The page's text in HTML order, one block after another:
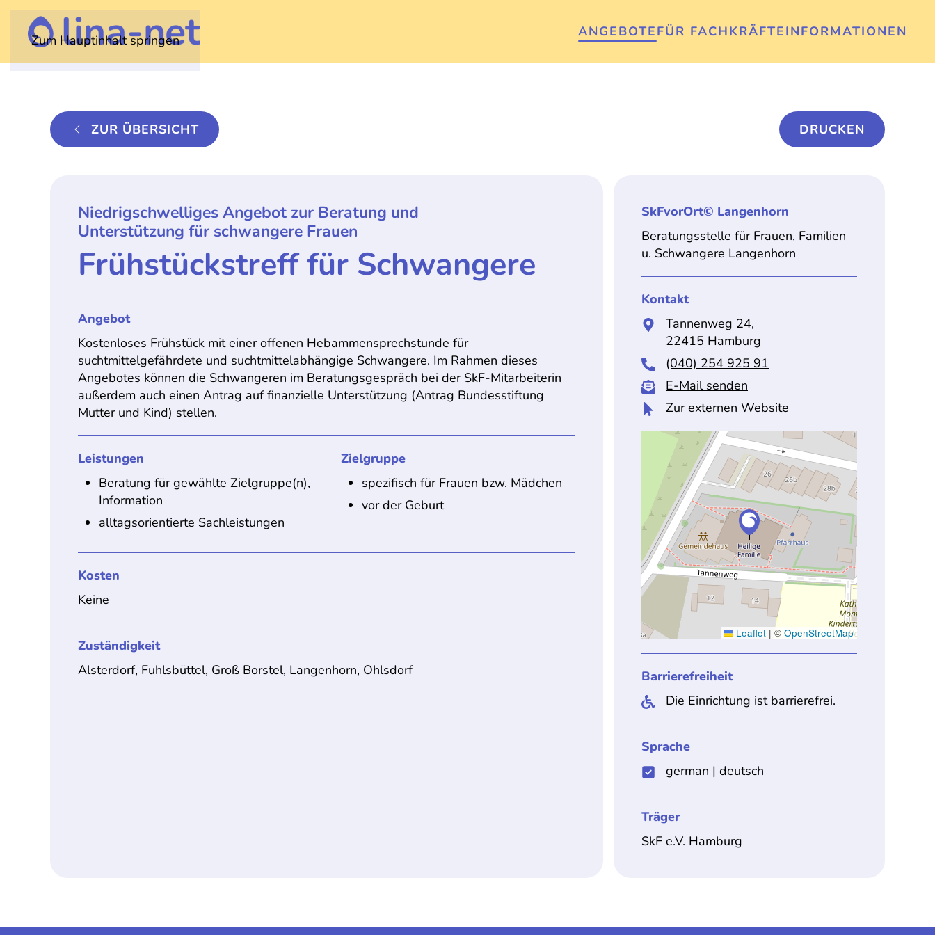
Zum Hauptinhalt springen
ANGEBOTEFÜR FACHKRÄFTEINFORMATIONEN
ZUR ÜBERSICHT DRUCKEN
Niedrigschwelliges Angebot zur Beratung und
Unterstützung für schwangere Frauen
Frühstückstreff für Schwangere
Angebot
Kostenloses Frühstück mit einer offenen Hebammensprechstunde für
suchtmittelgefährdete und suchtmittelabhängige Schwangere. Im Rahmen dieses
Angebotes können die Schwangeren im Beratungsgespräch bei der SkF-Mitarbeiterin
außerdem auch einen Antrag auf finanzielle Unterstützung (Antrag Bundesstiftung
Mutter und Kind) stellen.
Leistungen
Beratung für gewählte Zielgruppe(n),
Information
alltagsorientierte Sachleistungen
Zielgruppe
spezifisch für Frauen bzw. Mädchen
vor der Geburt
Kosten
Keine
Zuständigkeit
Alsterdorf, Fuhlsbüttel, Groß Borstel, Langenhorn, Ohlsdorf
SkFvorOrt© Langenhorn
Beratungsstelle für Frauen, Familien
u. Schwangere Langenhorn
Kontakt
Tannenweg 24,
22415 Hamburg
(040) 254 925 91
E-Mail senden
Zur externen Website
Leaflet | © OpenStreetMap
Barrierefreiheit
Die Einrichtung ist barrierefrei.
Sprache
german | deutsch
Träger
SkF e.V. Hamburg